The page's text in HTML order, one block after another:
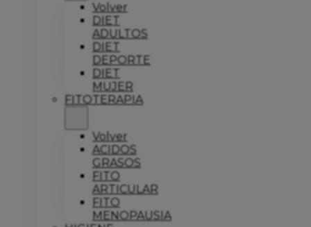
Volver
DIET
ADULTOS
DIET
DEPORTE
DIET
MUJER
FITOTERAPIA
Volver
ACIDOS
GRASOS
FITO
ARTICULAR
FITO
MENOPAUSIA